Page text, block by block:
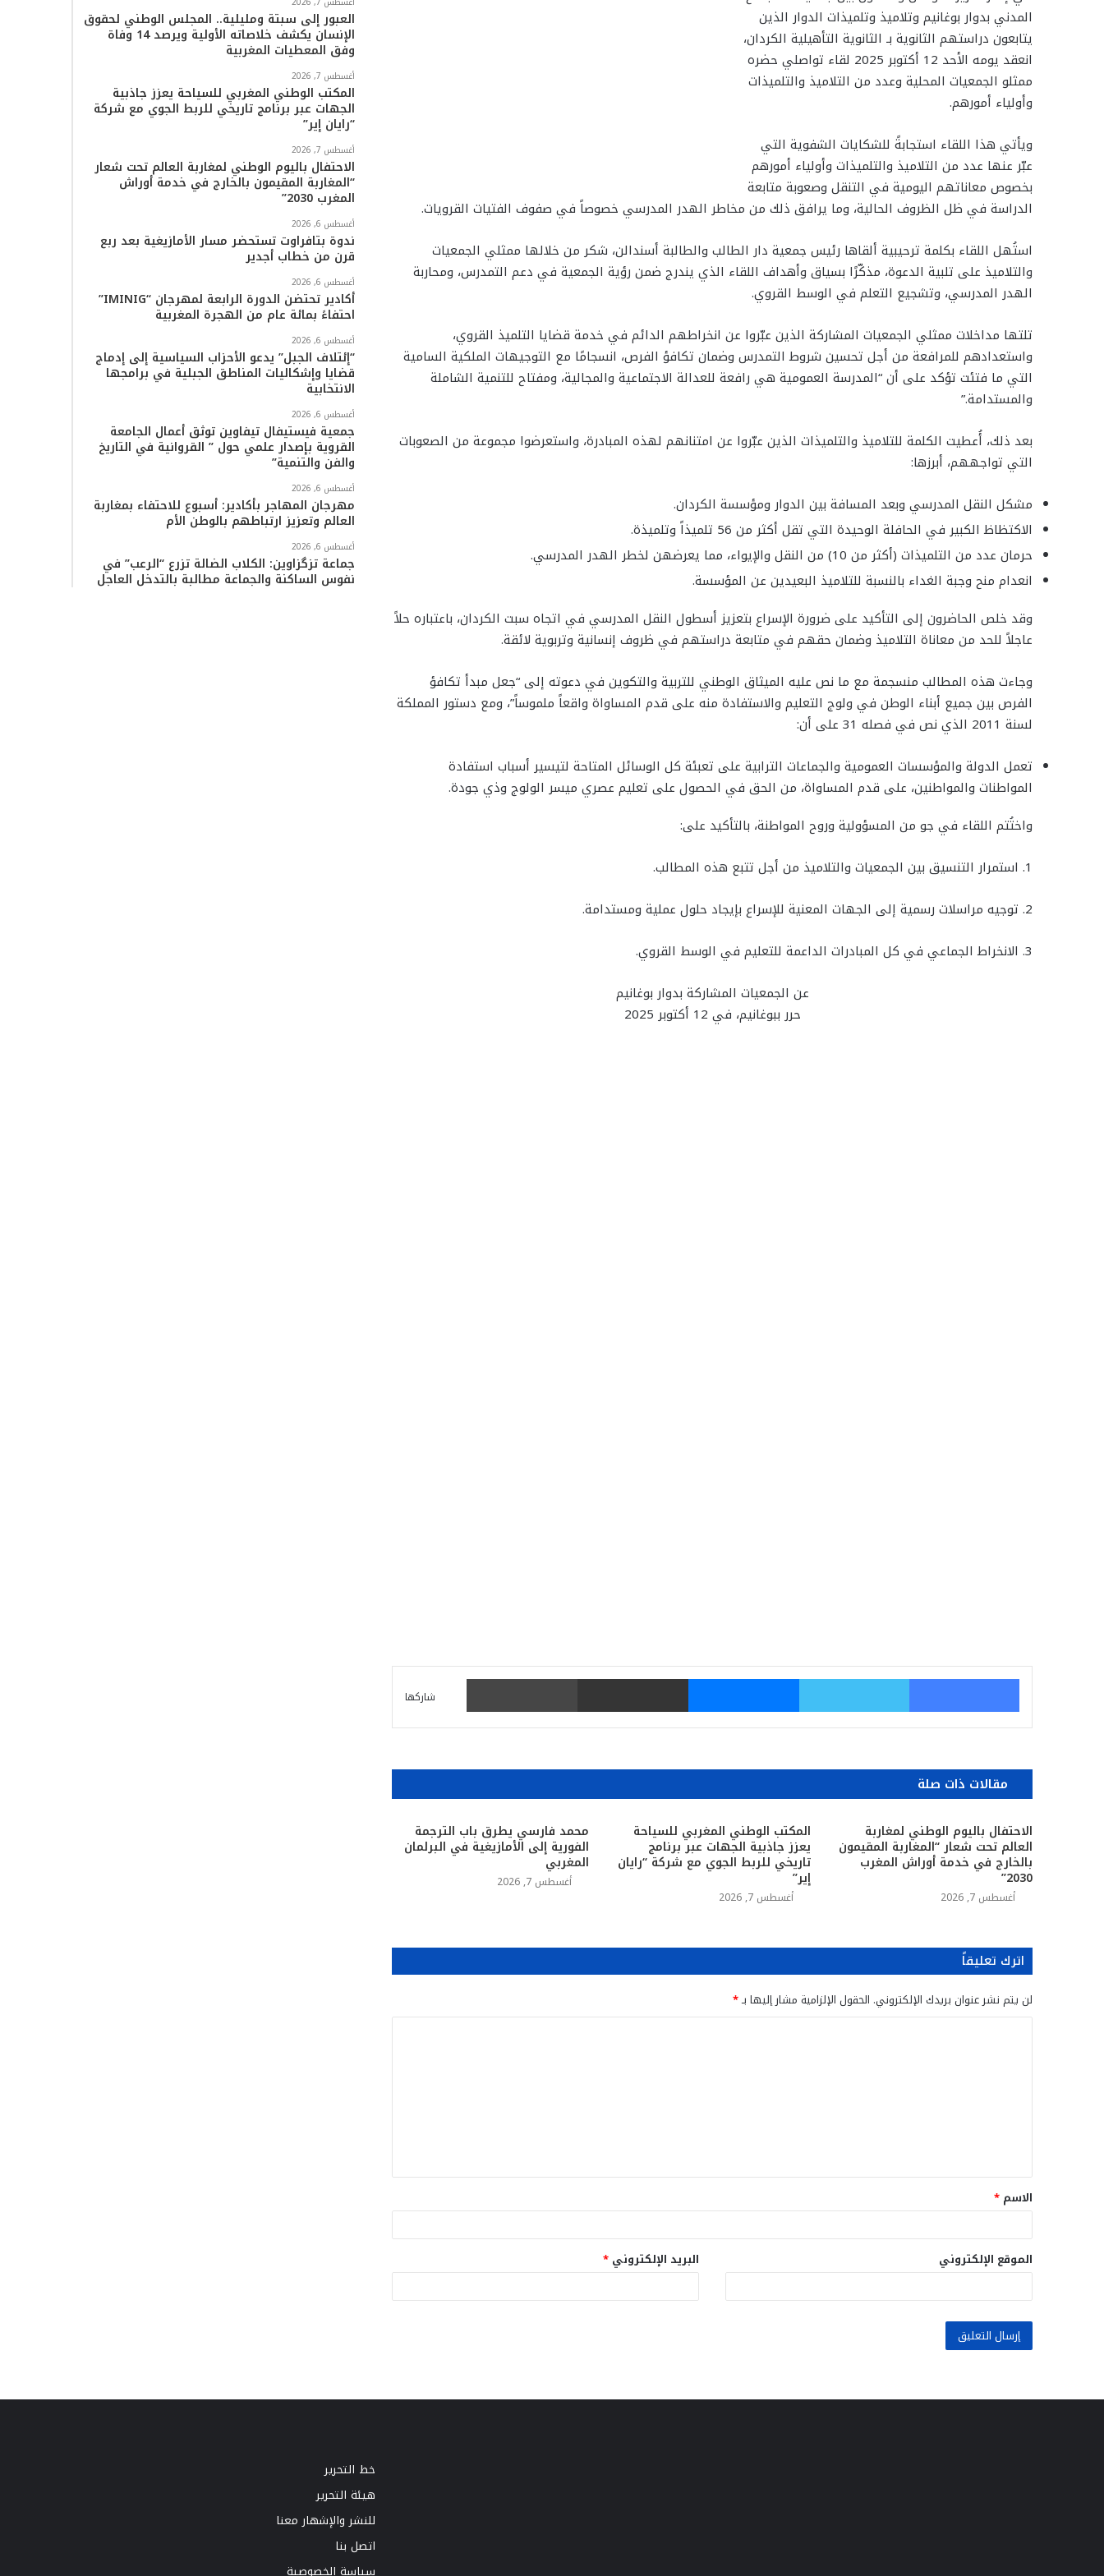
المدني بدوار بوغانيم وتلاميذ وتلميذات الدوار الذين
يتابعون دراستهم الثانوية بـ الثانوية التأهيلية الكردان،
انعقد يومه الأحد 12 أكتوبر 2025 لقاء تواصلي حضره
ممثلو الجمعيات المحلية وعدد من التلاميذ والتلميذات
وأولياء أمورهم.
ويأتي هذا اللقاء استجابةً للشكايات الشفوية التي
عبّر عنها عدد من التلاميذ والتلميذات وأولياء أمورهم
بخصوص معاناتهم اليومية في التنقل وصعوبة متابعة
الدراسة في ظل الظروف الحالية، وما يرافق ذلك من مخاطر الهدر المدرسي خصوصاً في صفوف الفتيات القرويات.
استُهل اللقاء بكلمة ترحيبية ألقاها رئيس جمعية دار الطالب والطالبة أسندالن، شكر من خلالها ممثلي الجمعيات
والتلاميذ على تلبية الدعوة، مذكّرًا بسياق وأهداف اللقاء الذي يندرج ضمن رؤية الجمعية في دعم التمدرس، ومحاربة
الهدر المدرسي، وتشجيع التعلم في الوسط القروي.
تلتها مداخلات ممثلي الجمعيات المشاركة الذين عبّروا عن انخراطهم الدائم في خدمة قضايا التلميذ القروي،
واستعدادهم للمرافعة من أجل تحسين شروط التمدرس وضمان تكافؤ الفرص، انسجامًا مع التوجيهات الملكية السامية
التي ما فتئت تؤكد على أن “المدرسة العمومية هي رافعة للعدالة الاجتماعية والمجالية، ومفتاح للتنمية الشاملة
والمستدامة.”
بعد ذلك، أُعطيت الكلمة للتلاميذ والتلميذات الذين عبّروا عن امتنانهم لهذه المبادرة، واستعرضوا مجموعة من الصعوبات
التي تواجههم، أبرزها:
مشكل النقل المدرسي وبعد المسافة بين الدوار ومؤسسة الكردان.
الاكتظاظ الكبير في الحافلة الوحيدة التي تقل أكثر من 56 تلميذاً وتلميذة.
حرمان عدد من التلميذات (أكثر من 10) من النقل والإيواء، مما يعرضهن لخطر الهدر المدرسي.
انعدام منح وجبة الغداء بالنسبة للتلاميذ البعيدين عن المؤسسة.
وقد خلص الحاضرون إلى التأكيد على ضرورة الإسراع بتعزيز أسطول النقل المدرسي في اتجاه سبت الكردان، باعتباره حلاً
عاجلاً للحد من معاناة التلاميذ وضمان حقهم في متابعة دراستهم في ظروف إنسانية وتربوية لائقة.
وجاءت هذه المطالب منسجمة مع ما نص عليه الميثاق الوطني للتربية والتكوين في دعوته إلى “جعل مبدأ تكافؤ
الفرص بين جميع أبناء الوطن في ولوج التعليم والاستفادة منه على قدم المساواة واقعاً ملموساً”، ومع دستور المملكة
لسنة 2011 الذي نص في فصله 31 على أن:
تعمل الدولة والمؤسسات العمومية والجماعات الترابية على تعبئة كل الوسائل المتاحة لتيسير أسباب استفادة
المواطنات والمواطنين، على قدم المساواة، من الحق في الحصول على تعليم عصري ميسر الولوج وذي جودة.
واختُتم اللقاء في جو من المسؤولية وروح المواطنة، بالتأكيد على:
1. استمرار التنسيق بين الجمعيات والتلاميذ من أجل تتبع هذه المطالب.
2. توجيه مراسلات رسمية إلى الجهات المعنية للإسراع بإيجاد حلول عملية ومستدامة.
3. الانخراط الجماعي في كل المبادرات الداعمة للتعليم في الوسط القروي.
عن الجمعيات المشاركة بدوار بوغانيم
حرر ببوغانيم، في 12 أكتوبر 2025
شاركها
فيسبوك تويتر ماسنجر مشاركة عبر البريد
مقالات ذات صلة
محمد فارسي يطرق باب الترجمة
الفورية إلى الأمازيغية في البرلمان
المغربي
أغسطس 7, 2026
المكتب الوطني المغربي للسياحة
يعزز جاذبية الجهات عبر برنامج
تاريخي للربط الجوي مع شركة “رايان
إير”
أغسطس 7, 2026
الاحتفال باليوم الوطني لمغاربة
العالم تحت شعار “المغاربة المقيمون
بالخارج في خدمة أوراش المغرب
2030”
أغسطس 7, 2026
اترك تعليقاً
لن يتم نشر عنوان بريدك الإلكتروني. الحقول الإلزامية مشار إليها بـ*
ق
*
الاسم *
البريد الإلكتروني * الموقع الإلكتروني
ا
العبور إلى سبتة ومليلية.. المجلس الوطني لحقوق
الإنسان يكشف خلاصاته الأولية ويرصد 14 وفاة
وفق المعطيات المغربية
أغسطس 7, 2026
المكتب الوطني المغربي للسياحة يعزز جاذبية
الجهات عبر برنامج تاريخي للربط الجوي مع شركة
“رايان إير”
أغسطس 7, 2026
الاحتفال باليوم الوطني لمغاربة العالم تحت شعار
“المغاربة المقيمون بالخارج في خدمة أوراش
المغرب 2030”
أغسطس 6, 2026
ندوة بتافراوت تستحضر مسار الأمازيغية بعد ربع
قرن من خطاب أجدير
أغسطس 6, 2026
أكادير تحتضن الدورة الرابعة لمهرجان “IMINIG”
احتفاءً بمائة عام من الهجرة المغربية
أغسطس 6, 2026
“إئتلاف الجبل” يدعو الأحزاب السياسية إلى إدماج
قضايا وإشكاليات المناطق الجبلية في برامجها
الانتخابية
أغسطس 6, 2026
جمعية فيستيفال تيفاوين توثق أعمال الجامعة
القروية بإصدار علمي حول ” القروانية في التاريخ
والفن والتنمية”
أغسطس 6, 2026
مهرجان المهاجر بأكادير: أسبوع للاحتفاء بمغاربة
العالم وتعزيز ارتباطهم بالوطن الأم
أغسطس 6, 2026
جماعة تزگزاوين: الكلاب الضالة تزرع “الرعب” في
نفوس الساكنة والجماعة مطالبة بالتدخل العاجل
خط التحرير
هيئة التحرير
للنشر والإشهار معنا
اتصل بنا
سياسة الخصوصية